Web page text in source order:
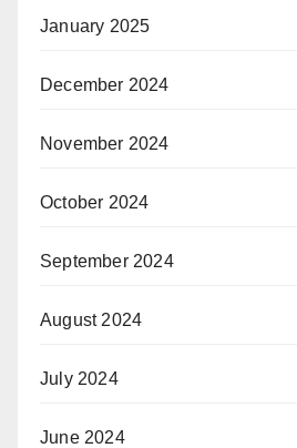
January 2025
December 2024
November 2024
October 2024
September 2024
August 2024
July 2024
June 2024